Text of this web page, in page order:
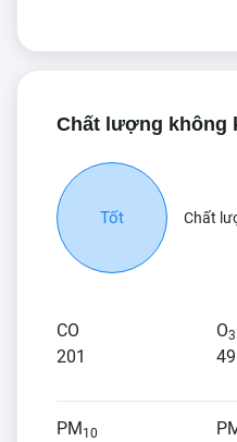
Chất lượng không
Tốt Chất
CO
201
O3
49
PM10